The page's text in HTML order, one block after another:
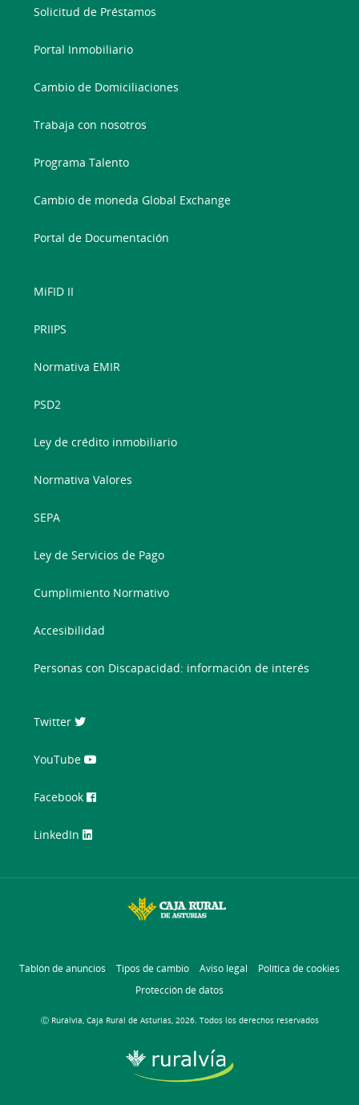
Solicitud de Préstamos
Portal Inmobiliario
Cambio de Domiciliaciones
Trabaja con nosotros
Programa Talento
Cambio de moneda Global Exchange
Portal de Documentación
MiFID II
PRIIPS
Normativa EMIR
PSD2
Ley de crédito inmobiliario
Normativa Valores
SEPA
Ley de Servicios de Pago
Cumplimiento Normativo
Accesibilidad
Personas con Discapacidad: información de interés
Twitter
YouTube
Facebook
LinkedIn
Tablón de anuncios Tipos de cambio Aviso legal
Política de cookies
Protección de datos
Ⓒ Ruralvía, Caja Rural de Asturias, 2026. Todos los derechos reservados